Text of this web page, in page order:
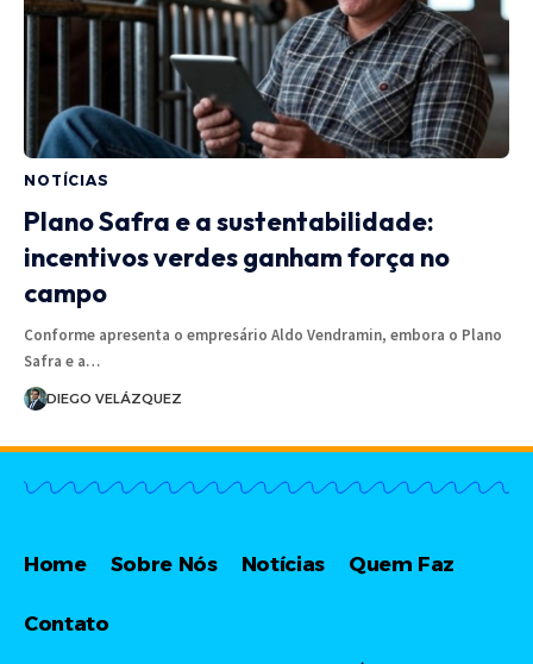
NOTÍCIAS
Plano Safra e a sustentabilidade:
incentivos verdes ganham força no
campo
Conforme apresenta o empresário Aldo Vendramin, embora o Plano
Safra e a…
DIEGO VELÁZQUEZ
Home Sobre Nós Notícias Quem Faz
Contato